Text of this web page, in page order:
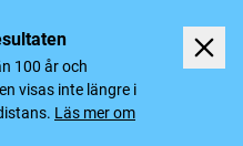
100 år och
visas inte längre i
Läs mer om